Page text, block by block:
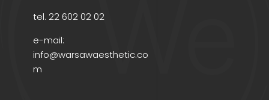
tel. 22 602 02 02
e-mail:
info@warsawaesthetic.co
m